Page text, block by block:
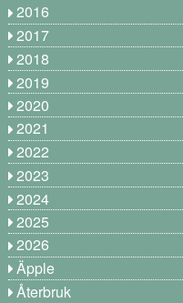
2016
2017
2018
2019
2020
2021
2022
2023
2024
2025
2026
Äpple
Återbruk